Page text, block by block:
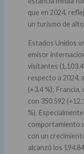
que en 2024,
un turismo de
Estados Unidos
emisor
visitantes
respecto a 2024,
(+3,4 %); Francia,
con 350.592
%).
comportamiento
con un
alcanzó los